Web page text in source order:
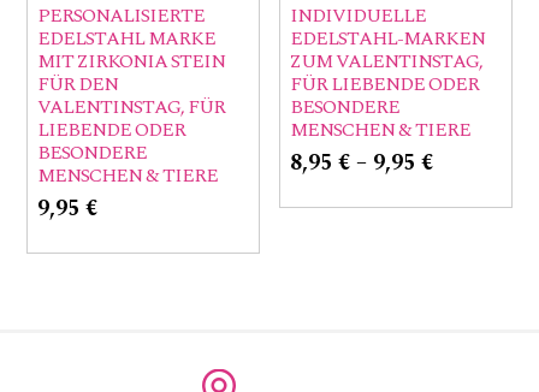
PERSONALISIERTE
EDELSTAHL MARKE
MIT ZIRKONIA STEIN
FÜR DEN
VALENTINSTAG, FÜR
LIEBENDE ODER
BESONDERE
MENSCHEN & TIERE
9,95€
INDIVIDUELLE
EDELSTAHL-MARKEN
ZUM VALENTINSTAG,
FÜR LIEBENDE ODER
BESONDERE
MENSCHEN & TIERE
8,95€– 9,95€